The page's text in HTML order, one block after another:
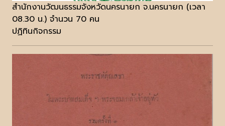
สำนักงานวัฒนธรรมจังหวัดนครนายก จ.นครนายก (เวลา
08.30 น.) จำนวน 70 คน
ปฏิทินกิจกรรม